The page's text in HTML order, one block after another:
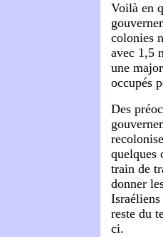
Voilà en
colonies
avec 1,5
une
occupés
Des
quelques
train de
donner
reste du
ci.